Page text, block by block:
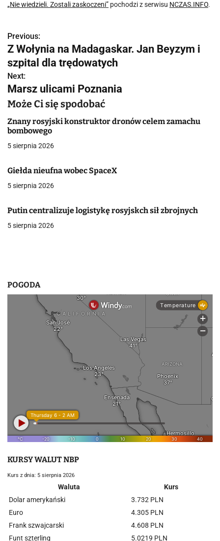
„Nie wiedzieli. Zostali zaskoczeni” pochodzi z serwisu NCZAS.INFO.
N
a
w
i
a
c
j
a
w
p
u
Previous:
Z Wołynia na Madagaskar. Jan Beyzym i
szpital dla trędowatych
Next:
Marsz ulicami Poznania
Może Ci się spodobać
Znany rosyjski konstruktor dronów celem zamachu
bombowego
5 sierpnia 2026
Giełda nieufna wobec SpaceX
5 sierpnia 2026
Putin centralizuje logistykę rosyjskch sił zbrojnych
5 sierpnia 2026
POGODA
KURSY WALUT NBP
Kurs z dnia: 5 sierpnia 2026
Waluta
Kurs
Dolar amerykański
3.732 PLN
Euro
4.305 PLN
Frank szwajcarski
4.608 PLN
Funt szterling
5.0219 PLN